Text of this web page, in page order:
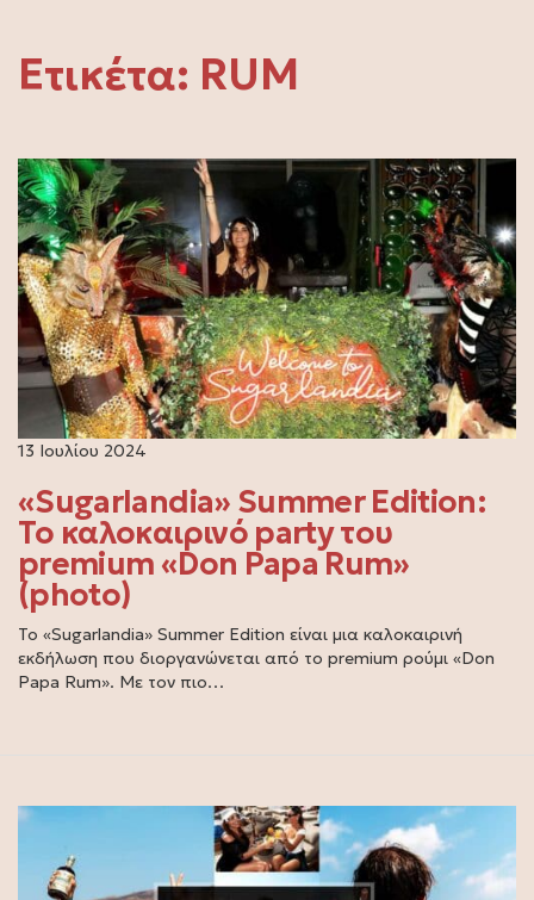
Ετικέτα: RUM
13 Ιουλίου 2024
«Sugarlandia» Summer Edition:
Το καλοκαιρινό party του
premium «Don Papa Rum»
(photo)
Το «Sugarlandia» Summer Edition είναι μια καλοκαιρινή
εκδήλωση που διοργανώνεται από το premium ρούμι «Don
Papa Rum». Με τον πιο…